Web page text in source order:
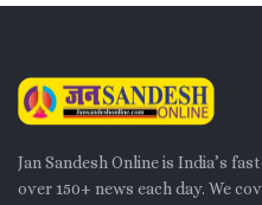
Jan Sandesh Online is India’s
over 150+ news each day. We